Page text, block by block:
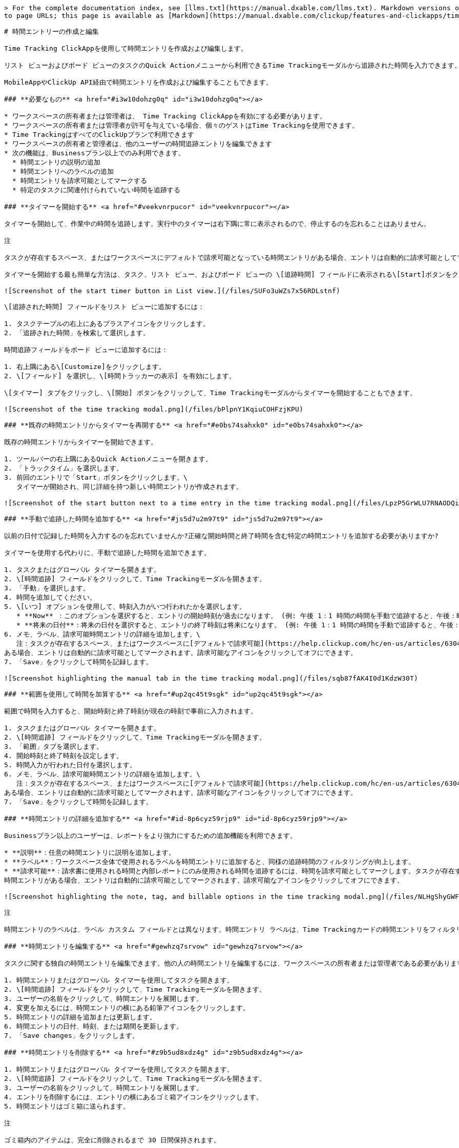
> For the complete documentation index, see [llms.txt](https://manual.dxable.com/llms.txt). Markdown versions
to page URLs; this page is available as [Markdown](https://manual.dxable.com/clickup/features-and-clickapps/
# 時間エントリーの作成と編集
Time Tracking ClickAppを使用して時間エントリを作成および編集します。
リスト ビューおよびボード ビューのタスクのQuick Actionメニューから利用できるTime Trackingモーダルから追跡された時間を入力できます
MobileAppやClickUp API経由で時間エントリを作成および編集することもできます。
### **必要なもの** <a href="#i3w10dohzg0q" id="i3w10dohzg0q"></a>
* ワークスペースの所有者または管理者は、 Time Tracking ClickAppを有効にする必要があります。
* ワークスペースの所有者または管理者が許可を与えている場合、個々のゲストはTime Trackingを使用できます。
* Time TrackingはすべてのClickUpプランで利用できます
* ワークスペースの所有者と管理者は、他のユーザーの時間追跡エントリを編集できます
* 次の機能は、Businessプラン以上でのみ利用できます。
### **タイマーを開始する** <a href="#veekvnrpucor" id="veekvnrpucor"></a>
タイマーを開始して、作業中の時間を追跡します。実行中のタイマーは右下隅に常に表示されるので、停止するのを忘れることはありません。
注
タスクが存在するスペース、またはワークスペースにデフォルトで請求可能となっている時間エントリがある場合、エントリは自動的に請求可能とし
タイマーを開始する最も簡単な方法は、タスク、リスト ビュー、およびボード ビューの \[追跡時間] フィールドに表示される\[Start]ボタンをク
![Screenshot of the start timer button in List view.](/files/SUFo3uWZs7x56RDLstnf)
\[追跡された時間] フィールドをリスト ビューに追加するには：
1. タスクテーブルの右上にあるプラスアイコンをクリックします。
2. 「追跡された時間」を検索して選択します。
時間追跡フィールドをボード ビューに追加するには：
1. 右上隅にある\[Customize]をクリックします。
2. \[フィールド] を選択し、\[時間トラッカーの表示] を有効にします。
\[タイマー] タブをクリックし、\[開始] ボタンをクリックして、Time Trackingモーダルからタイマーを開始することもできます。
![Screenshot of the time tracking modal.png](/files/bPlpnY1KqiuCOHFzjKPU)
### **既存の時間エントリからタイマーを再開する** <a href="#e0bs74sahxk0" id="e0bs74sahxk0"></a>
既存の時間エントリからタイマーを開始できます。
1. ツールバーの右上隅にあるQuick Actionメニューを開きます。
2. 「トラックタイム」を選択します。
3. 前回のエントリで「Start」ボタンをクリックします。\
![Screenshot of the start button next to a time entry in the time tracking modal.png](/files/
### **手動で追跡した時間を追加する** <a href="#js5d7u2m97t9" id="js5d7u2m97t9"></a>
以前の日付で記録した時間を入力するのを忘れていませんか?正確な開始時間と終了時間を含む特定の時間エントリを追加する必要がありますか?
タイマーを使用する代わりに、手動で追跡した時間を追加できます。
1. タスクまたはグローバル タイマーを開きます。
2. \[時間追跡] フィールドをクリックして、Time Trackingモーダルを開きます。
3. 「手動」を選択します。
4. 時間を追加してください。
5. \[いつ] オプションを使用して、時刻入力がいつ行われたかを選択します。
6. メモ、ラベル、請求可能時間エントリの詳細を追加します。\
ある場合、エントリは自動的に請求可能としてマークされます。請求可能なアイコンをクリックしてオフにできます。
7. 「Save」をクリックして時間を記録します。
![Screenshot highlighting the manual tab in the time tracking modal.png](/files/sqb87fAK4I0d1KdzW30T)
### **範囲を使用して時間を加算する** <a href="#up2qc45t9sgk" id="up2qc45t9sgk"></a>
範囲で時間を入力すると、開始時刻と終了時刻が現在の時刻で事前に入力されます。
1. タスクまたはグローバル タイマーを開きます。
2. \[時間追跡] フィールドをクリックして、Time Trackingモーダルを開きます。
3. 「範囲」タブを選択します。
4. 開始時刻と終了時刻を設定します。
5. 時間入力が行われた日付を選択します。
6. メモ、ラベル、請求可能時間エントリの詳細を追加します。\
ある場合、エントリは自動的に請求可能としてマークされます。請求可能なアイコンをクリックしてオフにできます。
7. 「Save」をクリックして時間を記録します。
### **時間エントリの詳細を追加する** <a href="#id-8p6cyz59rjp9" id="id-8p6cyz59rjp9"></a>
Businessプラン以上のユーザーは、レポートをより強力にするための追加機能を利用できます。
* **説明**：任意の時間エントリに説明を追加します。
* **ラベル**：ワークスペース全体で使用されるラベルを時間エントリに追加すると、同様の追跡時間のフィルタリングが向上します。
* **請求可能**：請求書に使用される時間と内部レポートにのみ使用される時間を追跡するには、時間を請求可能としてマークします。タスクが存在
時間エントリがある場合、エントリは自動的に請求可能としてマークされます。請求可能なアイコンをクリックしてオフにできます。
![Screenshot highlighting the note, tag, and billable options in the time tracking modal.png](/files/
注
時間エントリのラベルは、ラベル カスタム フィールドとは異なります。時間エントリ ラベルは、Time Trackingカードの時間エントリをフィルタ
### **時間エントリを編集する** <a href="#gewhzq7srvow" id="gewhzq7srvow"></a>
タスクに関する独自の時間エントリを編集できます。他の人の時間エントリを編集するには、ワークスペースの所有者または管理者である必要がありま
1. 時間エントリまたはグローバル タイマーを使用してタスクを開きます。
2. \[時間追跡] フィールドをクリックして、Time Trackingモーダルを開きます。
3. ユーザーの名前をクリックして、時間エントリを展開します。
4. 変更を加えるには、時間エントリの横にある鉛筆アイコンをクリックします。
5. 時間エントリの詳細を追加または更新します。
6. 時間エントリの日付、時刻、または期間を更新します。
7. 「Save changes」をクリックします。
### **時間エントリを削除する** <a href="#z9b5ud8xdz4g" id="z9b5ud8xdz4g"></a>
1. 時間エントリまたはグローバル タイマーを使用してタスクを開きます。
2. \[時間追跡] フィールドをクリックして、Time Trackingモーダルを開きます。
3. ユーザーの名前をクリックして、時間エントリを展開します。
4. エントリを削除するには、エントリの横にあるゴミ箱アイコンをクリックします。
5. 時間エントリはゴミ箱に送られます。
注